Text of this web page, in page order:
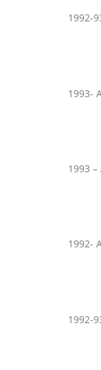
1992-
1993-
1993
1992-
1992-